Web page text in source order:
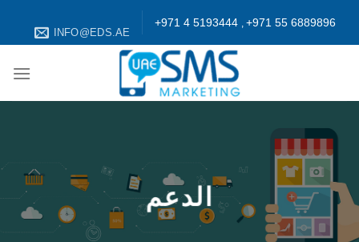
INFO@EDS.AE
+971 4 5193444 , +971 55 6889896
الدعم